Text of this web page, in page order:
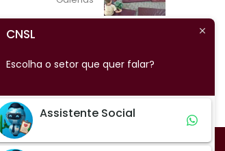
CNSL
Escolha o setor que quer falar?
Assistente Social